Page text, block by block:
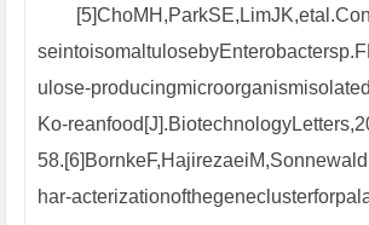
ulose-
Ko-
har-